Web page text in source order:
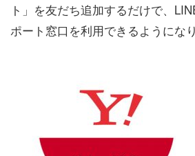
ト」を友だち追加するだけで、
ポート窓口を利用できるようになり